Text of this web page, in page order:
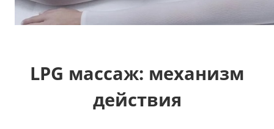
LPG массаж: механизм
действия